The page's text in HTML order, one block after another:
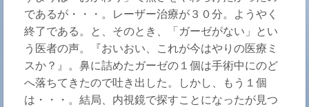
であるが・・・。レーザー治療が３０分。ようやく
終了である。と、そのとき、「ガーゼがない」とい
う医者の声。『おいおい、これが今はやりの医療ミ
スか？』。鼻に詰めたガーゼの１個は手術中にのど
へ落ちてきたので吐き出した。しかし、もう１個
は・・・。結局、内視鏡で探すことになったが見つ